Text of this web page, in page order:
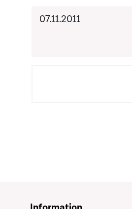
07.11.2011